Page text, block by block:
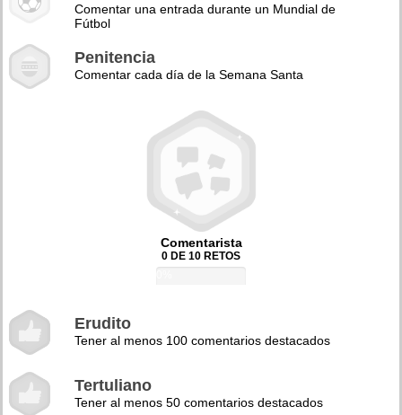
Comentar una entrada durante un Mundial de
Fútbol
Penitencia
Comentar cada día de la Semana Santa
Comentarista
0 DE 10 RETOS
Erudito
Tener al menos 100 comentarios destacados
Tertuliano
Tener al menos 50 comentarios destacados